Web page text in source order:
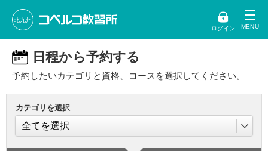
北九州
ログイン
日程から予約する
予約したいカテゴリと資格、コースを選択してください。
カテゴリを選択